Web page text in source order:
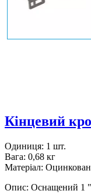
Кінцевий
Одиниця: 1 шт.
Вага: 0,68 кг
Матеріал:
Опис: Оснащений 1